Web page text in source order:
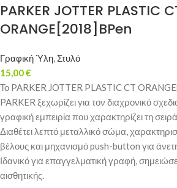
PARKER JOTTER PLASTIC
ORANGE[2018]BPen
Γραφική Ύλη, Στυλό
15,00€
Το PARKER JOTTER PLASTIC CT
PARKER ξεχωρίζει για τον διαχρονικό
γραφική εμπειρία που χαρακτηρίζει τη
Διαθέτει λεπτό μεταλλικό σώμα,
βέλους και μηχανισμό push-button για
Ιδανικό για επαγγελματική γραφή,
αισθητικής.